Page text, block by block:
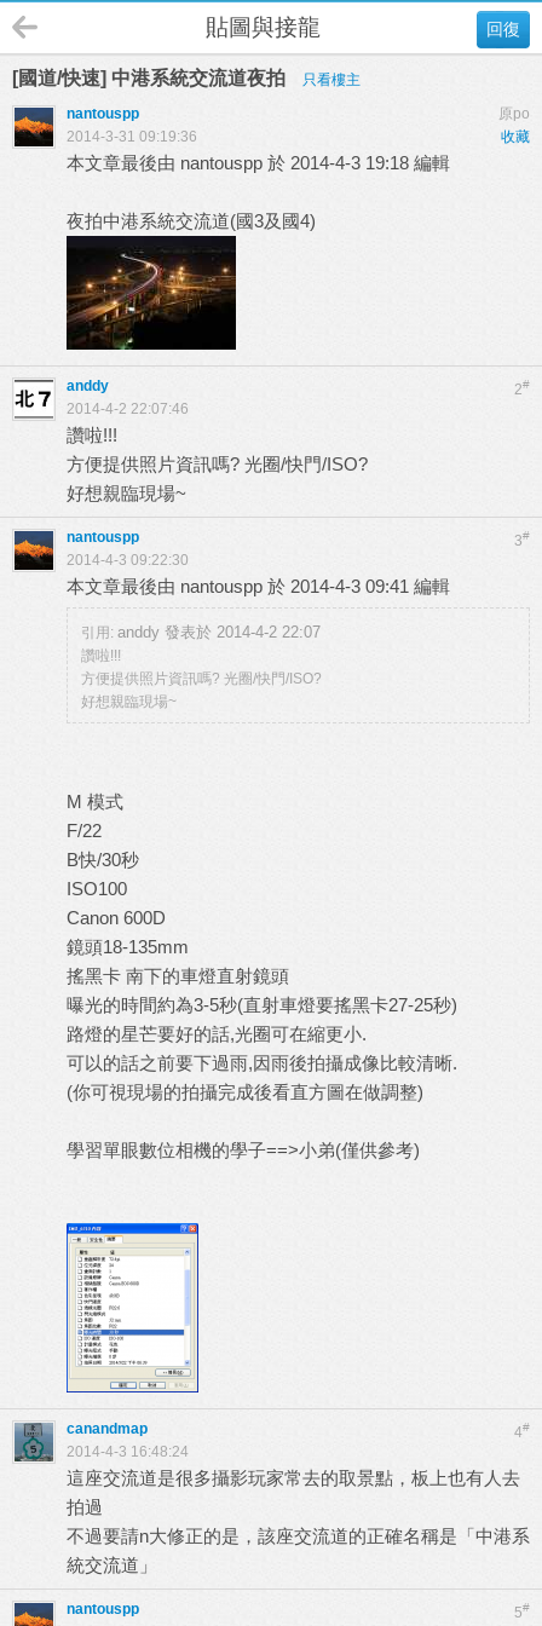
回復
貼圖與接龍
[國道/快速] 中港系統交流道夜拍
只看樓主
原po
nantouspp
收藏
2014-3-31 09:19:36
本文章最後由 nantouspp 於 2014-4-3 19:18 編輯
夜拍中港系統交流道(國3及國4)
2#
anddy
2014-4-2 22:07:46
讚啦!!!
方便提供照片資訊嗎? 光圈/快門/ISO?
好想親臨現場~
3#
nantouspp
2014-4-3 09:22:30
本文章最後由 nantouspp 於 2014-4-3 09:41 編輯
引用: anddy 發表於 2014-4-2 22:07
讚啦!!!
方便提供照片資訊嗎? 光圈/快門/ISO?
好想親臨現場~
M 模式
F/22
B快/30秒
ISO100
Canon 600D
鏡頭18-135mm
搖黑卡 南下的車燈直射鏡頭
曝光的時間約為3-5秒(直射車燈要搖黑卡27-25秒)
路燈的星芒要好的話,光圈可在縮更小.
可以的話之前要下過雨,因雨後拍攝成像比較清晰.
(你可視現場的拍攝完成後看直方圖在做調整)
學習單眼數位相機的學子==>小弟(僅供參考)
4#
canandmap
2014-4-3 16:48:24
這座交流道是很多攝影玩家常去的取景點，板上也有人去
拍過
不過要請n大修正的是，該座交流道的正確名稱是「中港系
統交流道」
5#
nantouspp